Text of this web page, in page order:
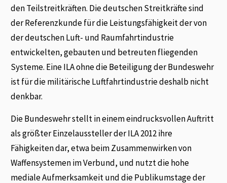
den Teilstreitkräften. Die deutschen Streitkräfte sind
der Referenzkunde für die Leistungsfähigkeit der von
der deutschen Luft- und Raumfahrtindustrie
entwickelten, gebauten und betreuten fliegenden
Systeme. Eine ILA ohne die Beteiligung der Bundeswehr
ist für die militärische Luftfahrtindustrie deshalb nicht
denkbar.
Die Bundeswehr stellt in einem eindrucksvollen Auftritt
als größter Einzelaussteller der ILA 2012 ihre
Fähigkeiten dar, etwa beim Zusammenwirken von
Waffensystemen im Verbund, und nutzt die hohe
mediale Aufmerksamkeit und die Publikumstage der